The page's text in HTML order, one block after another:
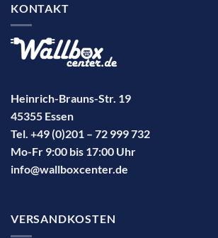
KONTAKT
Heinrich-Brauns-Str. 19
45355 Essen
Tel. +49 (0)201 – 72 999 732
Mo-Fr 9:00 bis 17:00 Uhr
info@wallboxcenter.de
VERSANDKOSTEN